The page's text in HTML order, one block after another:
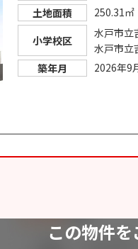
土地面積
250.31㎡
小学校区
水戸市立
水戸市立
築年月
2026年9
この物件を